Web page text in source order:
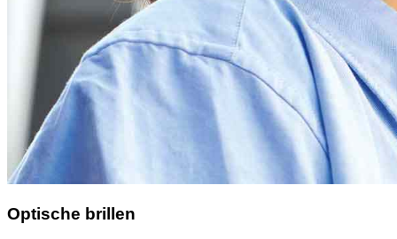
Optische brillen